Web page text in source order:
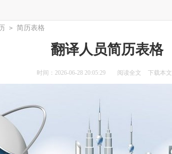
> 简历表格
翻译人员简历表格
时间：2026-06-28 20:05:29 阅读全文 下载本文